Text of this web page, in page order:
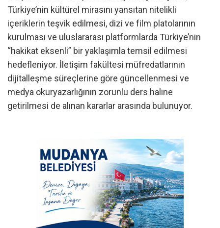
Türkiye’nin kültürel mirasını yansıtan nitelikli
içeriklerin teşvik edilmesi, dizi ve film platolarının
kurulması ve uluslararası platformlarda Türkiye’nin
“hakikat eksenli” bir yaklaşımla temsil edilmesi
hedefleniyor. İletişim fakültesi müfredatlarının
dijitalleşme süreçlerine göre güncellenmesi ve
medya okuryazarlığının zorunlu ders haline
getirilmesi de alınan kararlar arasında bulunuyor.